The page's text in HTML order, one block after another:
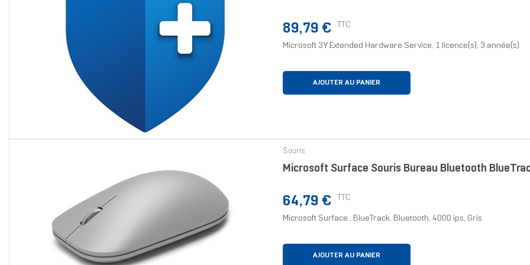
Prix
89,79 € TTC
Microsoft 3Y Extended Hardware Service, 1 licence(s), 3 année(s)
AJOUTER AU PANIER
Souris
Microsoft Surface Souris Bureau Bluetooth
Prix
64,79 € TTC
Microsoft Surface , BlueTrack, Bluetooth, 4000 ips, Gris
AJOUTER AU PANIER